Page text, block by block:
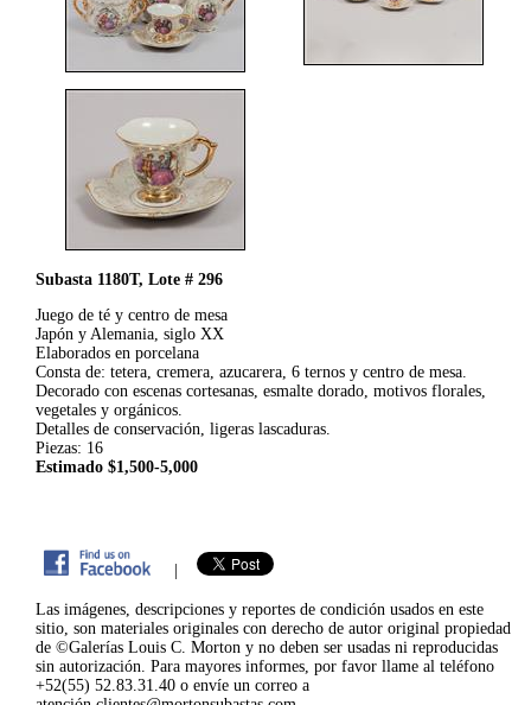
Subasta 1180T, Lote # 296
Juego de té y centro de mesa
Japón y Alemania, siglo XX
Elaborados en porcelana
Consta de: tetera, cremera, azucarera, 6 ternos y centro de mesa.
Decorado con escenas cortesanas, esmalte dorado, motivos florales,
vegetales y orgánicos.
Detalles de conservación, ligeras lascaduras.
Piezas: 16
Estimado $1,500-5,000
|
Las imágenes, descripciones y reportes de condición usados en este
sitio, son materiales originales con derecho de autor original propiedad
de ©Galerías Louis C. Morton y no deben ser usadas ni reproducidas
sin autorización. Para mayores informes, por favor llame al teléfono
+52(55) 52.83.31.40 o envíe un correo a